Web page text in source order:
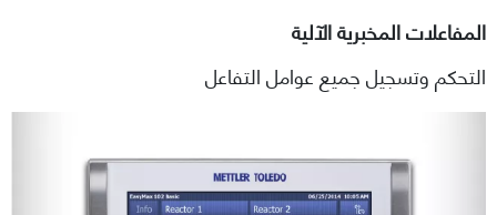
المفاعلات المخبرية الآلية
التحكم وتسجيل جميع عوامل التفاعل